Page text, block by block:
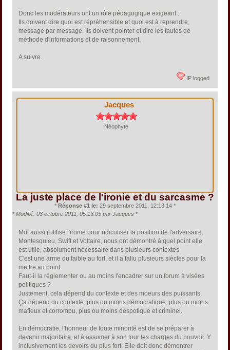
Donc les modérateurs ont un rôle pédagogique exigeant :
Ils doivent dire quoi est répréhensible et quoi est à reprendre,
message par message. Ils doivent pointer et dire les fautes de
méthode d'informations et de raisonnement.
A suivre.
IP logged
Jacques
Néophyte
La juste place de l'ironie et du sarcasme ?
* Réponse #1 le: 29 septembre 2011, 12:13:14 *
* Modifié: 03 octobre 2011, 05:13:05 par Jacques *
Moi aussi j'utilise l'ironie pour ridiculiser la position de l'adversaire.
Montesquieu, Swift et Voltaire, nous ont démontré à quel point elle
est utile, absolument nécessaire dans plusieurs contextes.
C'est une arme du faible au fort, et il a fallu plusieurs siècles pour la
mettre au point.
Faut-il la réglementer ou au moins l'encadrer sur un forum à visées
politiques ?
Justement, cela dépend du contexte et des moeurs des puissants.
Ça dépend du contexte, plus ou moins démocratique, plus ou moins
mafieux et corrompu, plus ou moins despotique et criminel.
En démocratie, l'honneur de toute minorité est de se préparer à
devenir majoritaire, et à assumer à son tour les charges du pouvoir. Y
inclusivement les devoirs du plus fort. Elle doit donc démontrer